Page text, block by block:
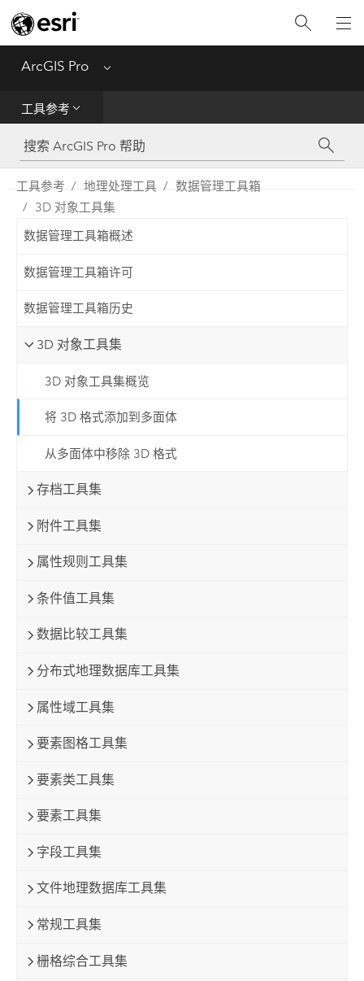
ArcGIS Pro Menu
工具参考
工具参考
Python
SDK
工具参考 地理处理工具
数据管理工具箱
3D 对象工具集
数据管理工具箱概述
数据管理工具箱许可
数据管理工具箱历史
3D 对象工具集
3D 对象工具集概览
将 3D 格式添加到多面体
从多面体中移除 3D 格式
存档工具集
附件工具集
属性规则工具集
条件值工具集
数据比较工具集
分布式地理数据库工具集
属性域工具集
要素图格工具集
要素类工具集
要素工具集
字段工具集
文件地理数据库工具集
常规工具集
栅格综合工具集